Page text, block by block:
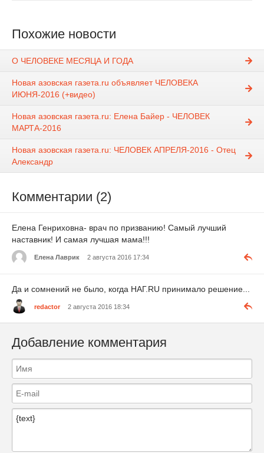
Похожие новости
О ЧЕЛОВЕКЕ МЕСЯЦА И ГОДА
Новая азовская газета.ru объявляет ЧЕЛОВЕКА
ИЮНЯ-2016 (+видео)
Новая азовская газета.ru: Елена Байер - ЧЕЛОВЕК
МАРТА-2016
Новая азовская газета.ru: ЧЕЛОВЕК АПРЕЛЯ-2016 - Отец
Александр
Комментарии (2)
Елена Генриховна- врач по призванию! Самый лучший
наставник! И самая лучшая мама!!!
Елена Лаврик 2 августа 2016 17:34
Да и сомнений не было, когда НАГ.RU принимало решение...
redactor 2 августа 2016 18:34
Добавление комментария